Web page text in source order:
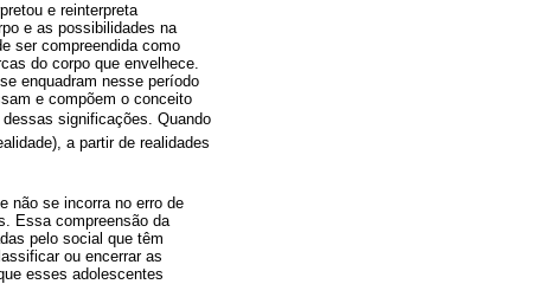
e reinterpreta
e as possibilidades na
ser compreendida como
do corpo que envelhece.
enquadram nesse período
e compõem o conceito
significações. Quando
a partir de realidades
não se incorra no erro de
Essa compreensão da
pelo social que têm
ou encerrar as
esses adolescentes